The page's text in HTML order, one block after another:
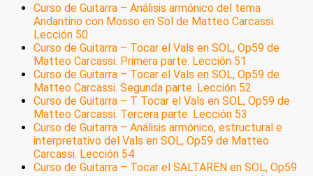
Curso de Guitarra – Análisis armónico del tema
Andantino con Mosso en Sol de Matteo Carcassi.
Lección 50
Curso de Guitarra – Tocar el Vals en SOL, Op59 de
Matteo Carcassi. Primera parte. Lección 51
Curso de Guitarra – Tocar el Vals en SOL, Op59 de
Matteo Carcassi. Segunda parte. Lección 52
Curso de Guitarra – T Tocar el Vals en SOL, Op59 de
Matteo Carcassi. Tercera parte. Lección 53
Curso de Guitarra – Análisis armónico, estructural e
interpretativo del Vals en SOL, Op59 de Matteo
Carcassi. Lección 54
Curso de Guitarra – Tocar el SALTAREN en SOL, Op59